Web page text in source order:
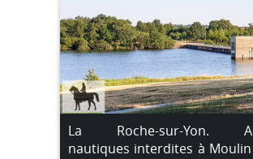
La Roche-sur-Yon.
nautiques interdites à